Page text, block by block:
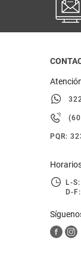
PQR:
L-
D-